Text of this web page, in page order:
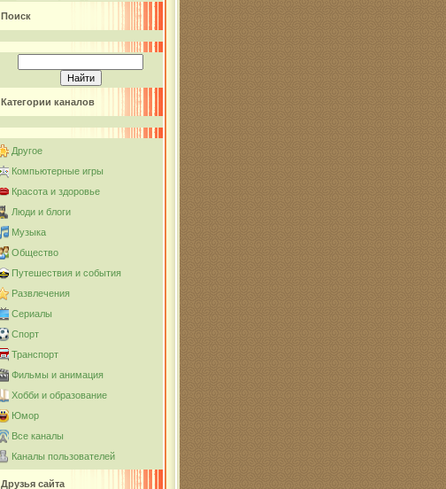
Поиск
Категории каналов
Другое
Компьютерные игры
Красота и здоровье
Люди и блоги
Музыка
Общество
Путешествия и события
Развлечения
Сериалы
Спорт
Транспорт
Фильмы и анимация
Хобби и образование
Юмор
Все каналы
Каналы пользователей
Друзья сайта